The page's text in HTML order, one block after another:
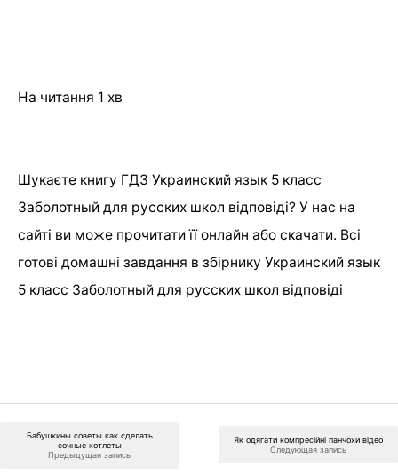
На читання 1 хв
Шукаєте книгу ГДЗ Украинский язык 5 класс
Заболотный для русских школ відповіді? У нас на
сайті ви може прочитати її онлайн або скачати. Всі
готові домашні завдання в збірнику Украинский язык
5 класс Заболотный для русских школ відповіді
Бабушкины советы как сделать
сочные котлеты
Предыдущая запись
Як одягати компресійні панчохи відео
Следующая запись